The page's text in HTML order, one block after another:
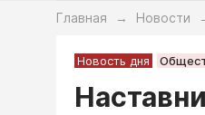
Главная → Новости
Новость дня